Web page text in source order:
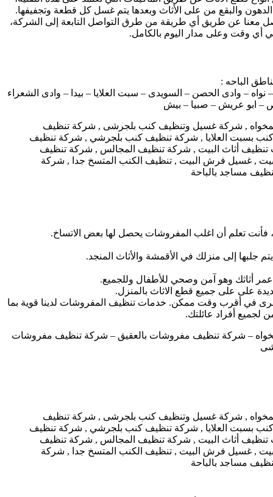
والبقع من على الأثاث وبعدها يتم غسل كل قطعة وتجفيفها.
معنا عن طريق أي طريقة من طرق التواصل التابعة إلى الشركة،
وقت وعلى مدار اليوم بالكامل.
الباحه :
– وادى الحصن – السويدى – سبت العلايا – بيدا – وادى الشعراء
– ابو عريش – صبيا – بيش
، فأنت تعلم أن اغلب المفروشات يحصل لها بعض الاتساخ.
جلبها إلى منزلك في الأقمشة والأثاث المنجد.
أثاثك وهو آمن وصحي للأطفال وللجميع.
على على جميع قطع الاثاث بالمنزل.
في أقرب وقت ممكن. خدمات تنظيف المفروشات لدينا قوية بما
لجميع أفراد عائلتك.
– شركة تنظيف مفروشات بالعقيق – شركة تنظيف مفروشات